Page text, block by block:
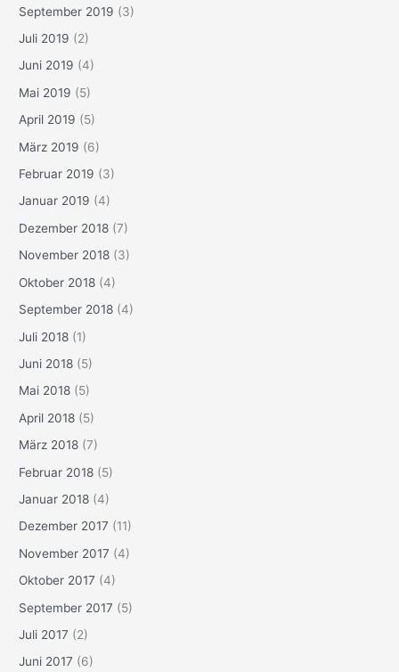
September 2019 (3)
Juli 2019 (2)
Juni 2019 (4)
Mai 2019 (5)
April 2019 (5)
März 2019 (6)
Februar 2019 (3)
Januar 2019 (4)
Dezember 2018 (7)
November 2018 (3)
Oktober 2018 (4)
September 2018 (4)
Juli 2018 (1)
Juni 2018 (5)
Mai 2018 (5)
April 2018 (5)
März 2018 (7)
Februar 2018 (5)
Januar 2018 (4)
Dezember 2017 (11)
November 2017 (4)
Oktober 2017 (4)
September 2017 (5)
Juli 2017 (2)
Juni 2017 (6)